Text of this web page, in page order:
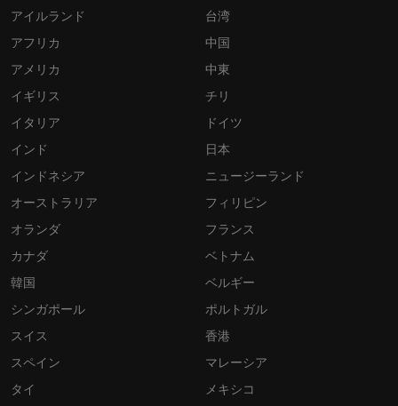
アイルランド
アフリカ
アメリカ
イギリス
イタリア
インド
インドネシア
オーストラリア
オランダ
カナダ
韓国
シンガポール
スイス
スペイン
タイ
台湾
中国
中東
チリ
ドイツ
日本
ニュージーランド
フィリピン
フランス
ベトナム
ベルギー
ポルトガル
香港
マレーシア
メキシコ